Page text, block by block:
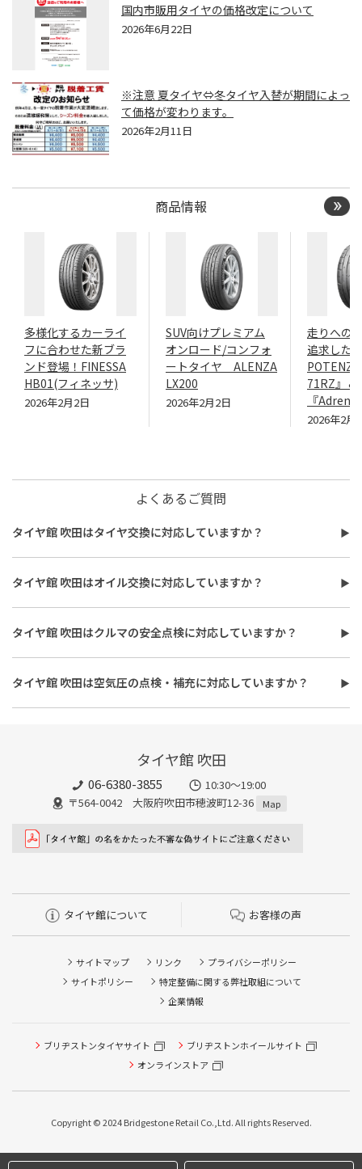
タイヤ点検・安全点検/タイヤ履き替え/オイル交換/その他
ピット作業の予約
本日のタイヤ履き替え順番待ち予約 ※クローク契約会員の
国内市販用タイヤの価格改定について
2026年6月22日
※注意 夏タイヤ⇔冬タイヤ入替が期間によっ
て価格が変わります。
2026年2月11日
商品情報
多様化するカーライ
フに合わせた新ブラ
ンド登場！FINESSA
HB01(フィネッサ)
2026年2月2日
SUV向けプレミアム
オンロード/コンフォ
ートタイヤ ALENZA
LX200
2026年2月2日
走りへの
追求した
71RZ』＆
『
2026年2月
よくあるご質問
タイヤ館 吹田はタイヤ交換に対応していますか？
タイヤ館 吹田はタイヤ交換に対応しています。
費用は、タイヤ交換工賃のほかに、タイヤ本体の価格やホイール
バランス調整、使用済みタイヤ処分費用などがかかる場合があり
ます。
また、作業時間は最短で約30分程度ですが、作業内容や交換本
数、車種により異なり、時間がかかる場合もございます。詳細は店
舗スタッフまでお気軽にご相談ください
タイヤ館 吹田はオイル交換に対応していますか？
タイヤ館 吹田はオイル交換に対応しています。
使用するオイルの種類（鉱物油・部分合成油・全合成油）や粘
度、交換量によって費用が変わります。工賃やフィルター代を含め
た交換費用については、店舗スタッフまでお問い合わせくださ
い。
また、所要時間は最短約30分程度になります。こちらもオイルフ
ィルターの同時交換や、在庫・車種、作業時期等により時間が変
タイヤ館 吹田はクルマの安全点検に対応していますか？
タイヤ館 吹田はおクルマの安全点検に対応しています。最短30
分、無料で対応させていただきます。
タイヤ館 吹田は空気圧の点検・補充に対応していますか？
タイヤ館 吹田は空気圧の点検・補充に対応しています。最短15
タイヤ館 吹田
06-6380-3855
10:30～19:00
〒564-0042 大阪府吹田市穂波町12-36
Map
タイヤ館について お客様の声
サイトマップ リンク
プライバシーポリシー
サイトポリシー
特定整備に関する弊社取組について
企業情報
ブリヂストンタイヤサイト
ブリヂストンホイールサイト
オンラインストア
Copyright © 2024 Bridgestone Retail Co.,Ltd. All rights Reserved.
タイヤ点検・安全点検/タイヤ履き替え/オイル交換/その他
ピット作業の予約
本日のタイヤ履き替え順番待ち予約 ※クローク契約会員の